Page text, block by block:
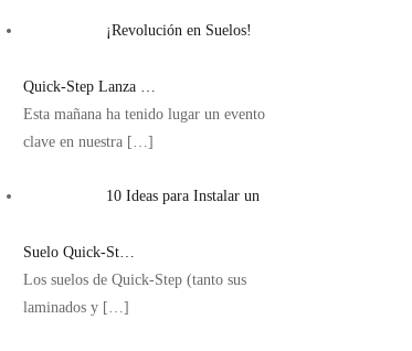
¡Revolución en Suelos!
Quick-Step Lanza …
Esta mañana ha tenido lugar un evento
clave en nuestra […]
10 Ideas para Instalar un
Suelo Quick-St…
Los suelos de Quick-Step (tanto sus
laminados y […]